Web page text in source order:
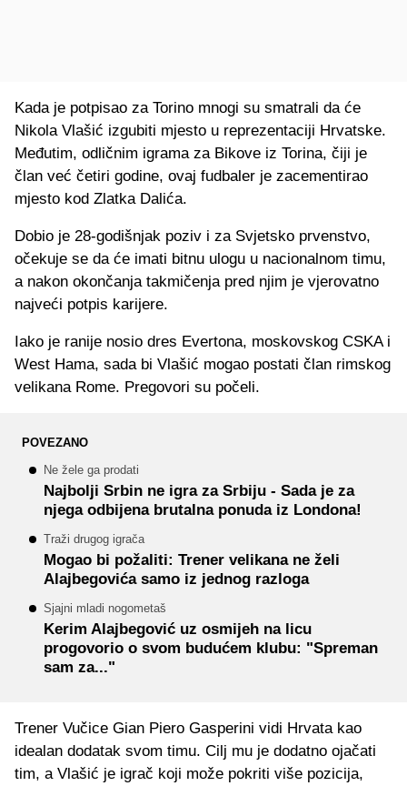
Kada je potpisao za Torino mnogi su smatrali da će
Nikola Vlašić izgubiti mjesto u reprezentaciji Hrvatske.
Međutim, odličnim igrama za Bikove iz Torina, čiji je
član već četiri godine, ovaj fudbaler je zacementirao
mjesto kod Zlatka Dalića.
Dobio je 28-godišnjak poziv i za Svjetsko prvenstvo,
očekuje se da će imati bitnu ulogu u nacionalnom timu,
a nakon okončanja takmičenja pred njim je vjerovatno
najveći potpis karijere.
Iako je ranije nosio dres Evertona, moskovskog CSKA i
West Hama, sada bi Vlašić mogao postati član rimskog
velikana Rome. Pregovori su počeli.
POVEZANO
Ne žele ga prodati
Najbolji Srbin ne igra za Srbiju - Sada je za
njega odbijena brutalna ponuda iz Londona!
Traži drugog igrača
Mogao bi požaliti: Trener velikana ne želi
Alajbegovića samo iz jednog razloga
Sjajni mladi nogometaš
Kerim Alajbegović uz osmijeh na licu
progovorio o svom budućem klubu: "Spreman
sam za..."
Trener Vučice Gian Piero Gasperini vidi Hrvata kao
idealan dodatak svom timu. Cilj mu je dodatno ojačati
tim, a Vlašić je igrač koji može pokriti više pozicija,